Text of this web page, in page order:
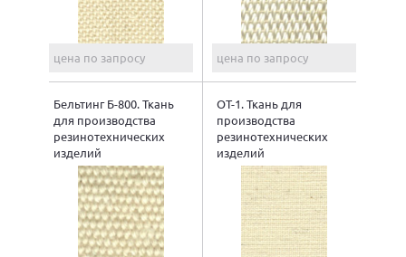
цена по запросу цена по запросу
Бельтинг Б-800. Ткань
для производства
резинотехнических
изделий
ОТ-1. Ткань для
производства
резинотехнических
изделий